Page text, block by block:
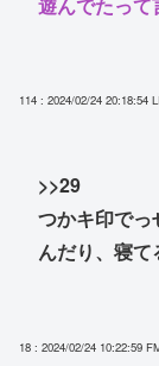
114 : 2024/02/24 20:18:54
>>29
つかキ印でっ
んだり、寝て
18 : 2024/02/24 10:22:59